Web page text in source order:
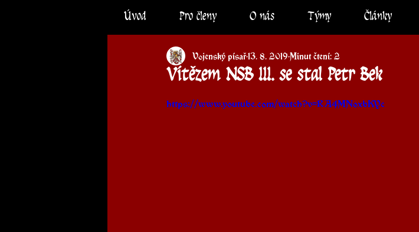
Úvod Pro členy O nás Týmy Články
Vítězem NSB III. se stal Petr Bek
Vojenský písař13. 8. 2019 Minut čtení: 2
https://www.youtube.com/watch?v=RA4MNoxbKYc